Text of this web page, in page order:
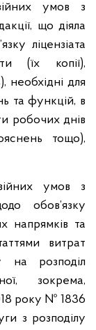
умов з
що діяла
ліцензіата
(їх копії),
необхідні для
та функцій, в
робочих днів
тощо),
умов з
обов’язку
напрямків та
витрат
на розподіл
зокрема,
року № 1836
з розподілу